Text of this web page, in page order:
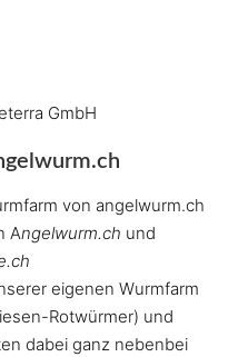
von angelwurm.ch
Angelwurm.ch und
eigenen Wurmfarm
Rotwürmer) und
dabei ganz nebenbei